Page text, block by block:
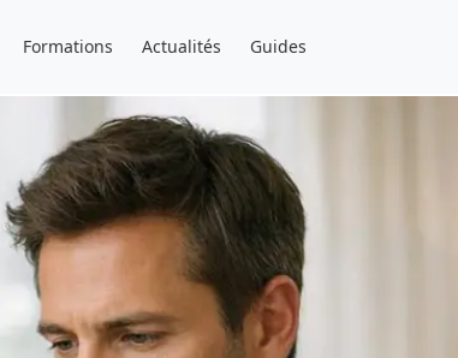
Formations Actualités Guides